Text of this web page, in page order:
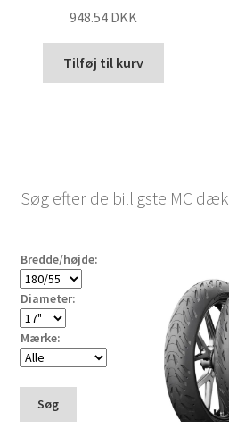
948.54 DKK
Tilføj til kurv
Søg efter de billigste MC dæk
Bredde/højde:
Diameter:
Mærke:
Søg